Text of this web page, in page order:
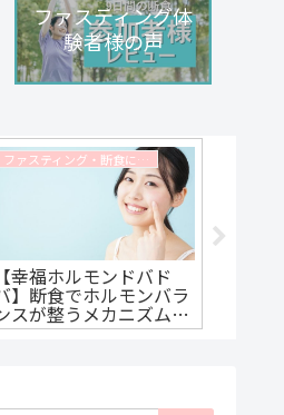
ファスティング体
験者様の声
ファスティング・断食に関するコラム
【幸福ホルモンドバド
】断食でホルモンバラ
スが整うメカニズムと
果をわかりやすく解説